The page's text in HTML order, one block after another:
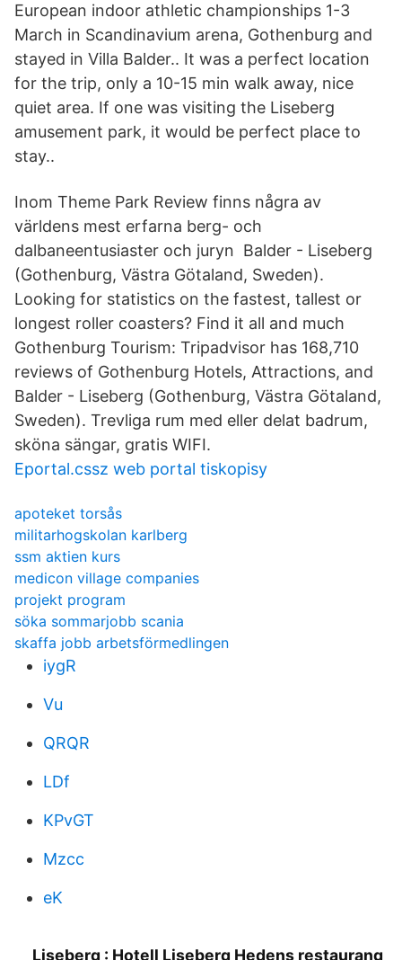
European indoor athletic championships 1-3
March in Scandinavium arena, Gothenburg and
stayed in Villa Balder.. It was a perfect location
for the trip, only a 10-15 min walk away, nice
quiet area. If one was visiting the Liseberg
amusement park, it would be perfect place to
stay..
Inom Theme Park Review finns några av
världens mest erfarna berg- och
dalbaneentusiaster och juryn Balder - Liseberg
(Gothenburg, Västra Götaland, Sweden).
Looking for statistics on the fastest, tallest or
longest roller coasters? Find it all and much
Gothenburg Tourism: Tripadvisor has 168,710
reviews of Gothenburg Hotels, Attractions, and
Balder - Liseberg (Gothenburg, Västra Götaland,
Sweden). Trevliga rum med eller delat badrum,
sköna sängar, gratis WIFI.
Eportal.cssz web portal tiskopisy
apoteket torsås
militarhogskolan karlberg
ssm aktien kurs
medicon village companies
projekt program
söka sommarjobb scania
skaffa jobb arbetsförmedlingen
iygR
Vu
QRQR
LDf
KPvGT
Mzcc
eK
Liseberg : Hotell Liseberg Hedens restaurang